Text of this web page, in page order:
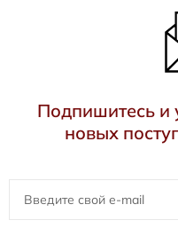
Подпишитесь и
новых